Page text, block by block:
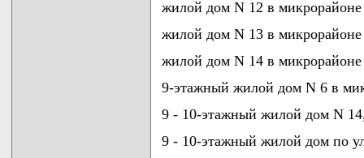
жилой дом N 12 в
жилой дом N 13 в
жилой дом N 14 в
9-этажный жилой дом N 6 в
9 - 10-этажный жилой дом N
9 - 10-этажный жилой дом по